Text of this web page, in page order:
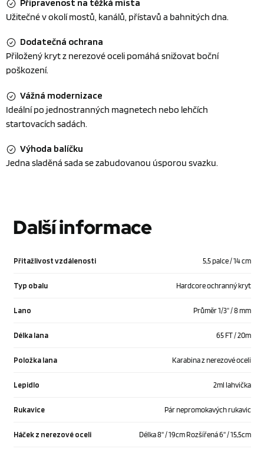
Připravenost na těžká místa
Užitečné v okolí mostů, kanálů, přístavů a bahnitých dna.
Dodatečná ochrana
Přiložený kryt z nerezové oceli pomáhá snižovat boční
poškození.
Vážná modernizace
Ideální po jednostranných magnetech nebo lehčích
startovacích sadách.
Výhoda balíčku
Jedna sladěná sada se zabudovanou úsporou svazku.
Další informace
Přitažlivost vzdálenosti 5,5 palce / 14 cm
Typ obalu Hardcore ochranný kryt
Lano Průměr 1/3" / 8 mm
Délka lana 65 FT / 20m
Položka lana Karabina z nerezové oceli
Lepidlo 2ml lahvička
Rukavice Pár nepromokavých rukavic
Háček z nerezové oceli Délka 8'' / 19cm Rozšířená 6'' / 15,5cm